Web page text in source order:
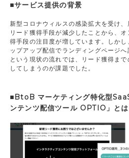
■サービス提供の背景
新型コロナウィルスの感染拡大を受け
リード獲得手段が減少したことから、
得手段の注目度が増しています。しか
ップアップ配信でランディングページへ
という現状の流れでは、リード獲得ま
してしまうのが課題でした。
■BtoB マーケティング特化型
ンテンツ配信ツール OPTIO」とは